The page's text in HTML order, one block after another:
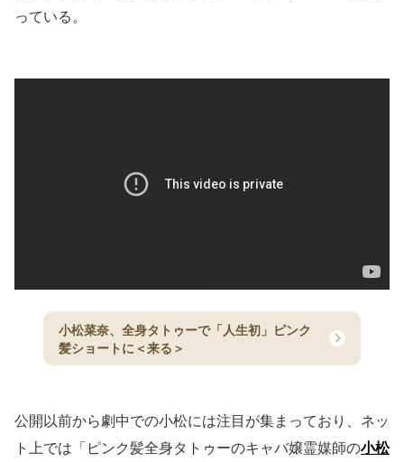
っている。
小松菜奈、全身タトゥーで「人生初」ピンク
髪ショートに＜来る＞
公開以前から劇中での小松には注目が集まっており、ネッ
ト上では「ピンク髪全身タトゥーのキャバ嬢霊媒師の小松